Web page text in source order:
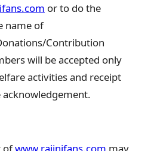
or to do the
name of
Contribution
will be accepted only
activities and receipt